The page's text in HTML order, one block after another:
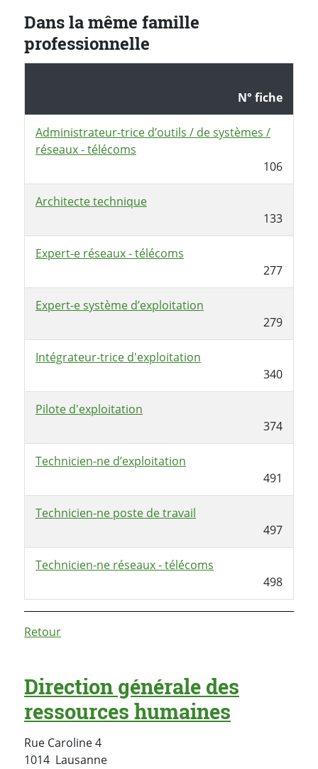
Dans la même famille
professionnelle
N° fiche
Administrateur-trice d’outils / de systèmes /
réseaux - télécoms
106
Architecte technique
133
Expert-e réseaux - télécoms
277
Expert-e système d’exploitation
279
Intégrateur-trice d'exploitation
340
Pilote d'exploitation
374
Technicien-ne d’exploitation
491
Technicien-ne poste de travail
497
Technicien-ne réseaux - télécoms
498
Retour
Direction générale des
ressources humaines
Rue Caroline 4
1014 LausanneSuisse